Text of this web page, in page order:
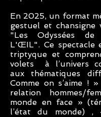
En 2025, un format
gestuel et
"Les Odyssées de
L'ŒIL". Ce spectacle
triptyque et
volets à l’univers
aux thématiques
Comme on s’aime !
relation hommes/
monde en face »
l’état du monde)